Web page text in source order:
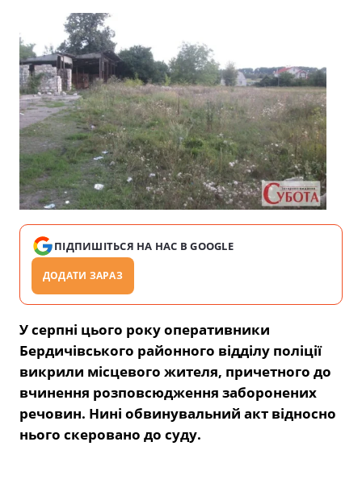
ПІДПИШІТЬСЯ НА НАС В GOOGLE
ДОДАТИ ЗАРАЗ
У серпні цього рокуоперативники
Бердичівського районного відділу поліції
викрили місцевого жителя, причетного до
вчинення розповсюдження заборонених
речовин. Нині обвинувальний акт відносно
нього скеровано до суду.